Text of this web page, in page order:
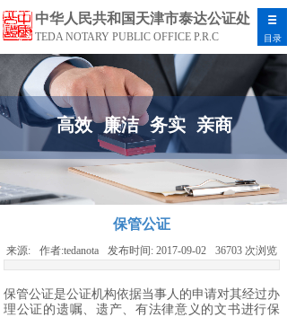
中华人民共和国天津市泰达公证处
TEDA NOTARY PUBLIC OFFICE P.R.C 目录
高效 廉洁 务实 亲商
保管公证
来源: 作者:tedanota 发布时间: 2017-09-02 36703 次浏览
保管公证是公证机构依据当事人的申请对其经过办
理公证的遗嘱、遗产、有法律意义的文书进行保